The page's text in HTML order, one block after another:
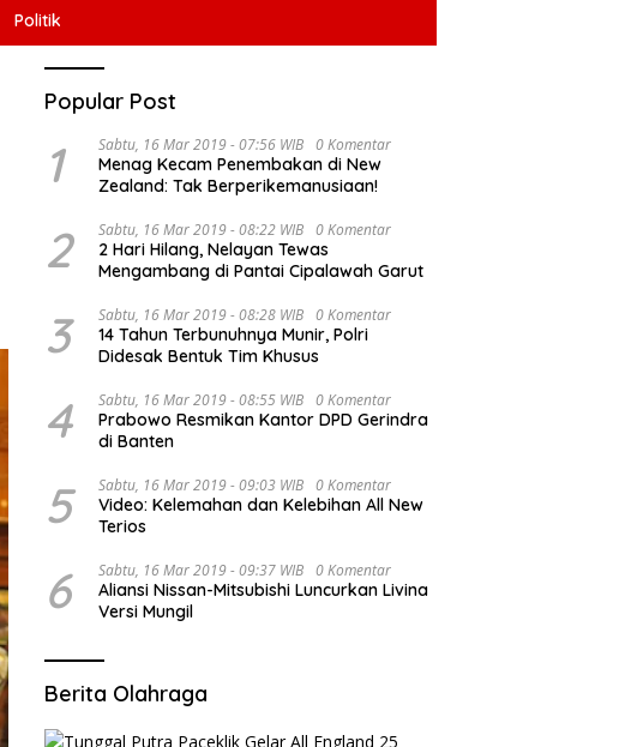
Politik
Popular Post
1 Sabtu, 16 Mar 2019 - 07:56 WIB 0 Komentar
Menag Kecam Penembakan di New
Zealand: Tak Berperikemanusiaan!
2 Sabtu, 16 Mar 2019 - 08:22 WIB 0 Komentar
2 Hari Hilang, Nelayan Tewas
Mengambang di Pantai Cipalawah Garut
3 Sabtu, 16 Mar 2019 - 08:28 WIB 0 Komentar
14 Tahun Terbunuhnya Munir, Polri
Didesak Bentuk Tim Khusus
4 Sabtu, 16 Mar 2019 - 08:55 WIB 0 Komentar
Prabowo Resmikan Kantor DPD Gerindra
di Banten
5 Sabtu, 16 Mar 2019 - 09:03 WIB 0 Komentar
Video: Kelemahan dan Kelebihan All New
Terios
6 Sabtu, 16 Mar 2019 - 09:37 WIB 0 Komentar
Aliansi Nissan-Mitsubishi Luncurkan Livina
Versi Mungil
Berita Olahraga